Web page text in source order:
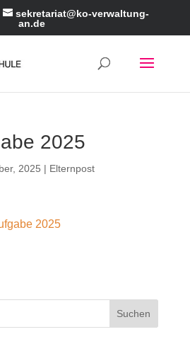
sekretariat@ko-verwaltung-
an.de
2025
2025 | Elternpost
2025